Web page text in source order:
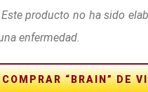
producto no ha sido
enfermedad.
COMPRAR “BRAIN” DE